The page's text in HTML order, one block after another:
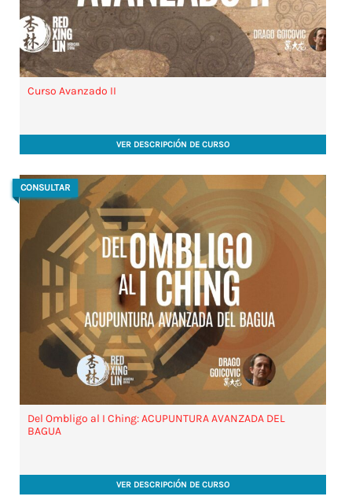
Curso Avanzado II
VER DESCRIPCIÓN DE CURSO
CONSULTAR
Del Ombligo al I Ching: ACUPUNTURA AVANZADA DEL
BAGUA
VER DESCRIPCIÓN DE CURSO